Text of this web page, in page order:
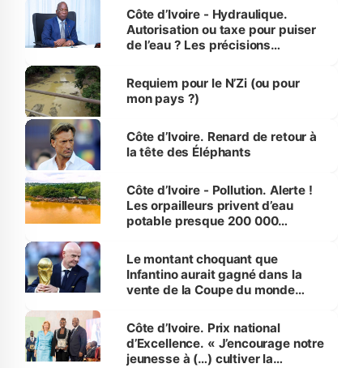
Côte d’Ivoire - Hydraulique.
Autorisation ou taxe pour puiser
de l’eau ? Les précisions
Requiem pour le N’Zi (ou pour
mon pays ?)
Côte d’Ivoire. Renard de retour à
la tête des Éléphants
Côte d’Ivoire - Pollution. Alerte !
Les orpailleurs privent d’eau
potable presque 200 000
Le montant choquant que
Infantino aurait gagné dans la
vente de la Coupe du monde
Côte d’Ivoire. Prix national
d’Excellence. « J’encourage notre
jeunesse à (…) cultiver la